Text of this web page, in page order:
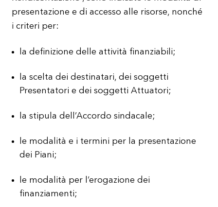
presentazione e di accesso alle risorse, nonché
i criteri per:
la definizione delle attività finanziabili;
la scelta dei destinatari, dei soggetti
Presentatori e dei soggetti Attuatori;
la stipula dell’Accordo sindacale;
le modalità e i termini per la presentazione
dei Piani;
le modalità per l’erogazione dei
finanziamenti;